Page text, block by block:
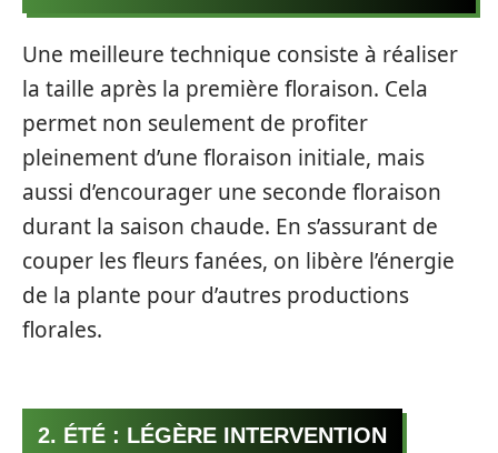
Une meilleure technique consiste à réaliser
la taille après la première floraison. Cela
permet non seulement de profiter
pleinement d’une floraison initiale, mais
aussi d’encourager une seconde floraison
durant la saison chaude. En s’assurant de
couper les fleurs fanées, on libère l’énergie
de la plante pour d’autres productions
florales.
2. ÉTÉ : LÉGÈRE INTERVENTION